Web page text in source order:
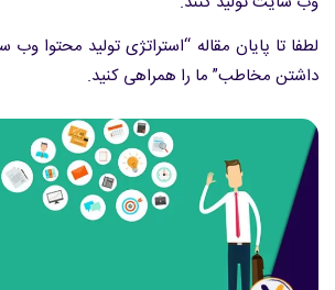
لطفا تا پایان مقاله “استراتژی تولید محتوا
داشتن مخاطب” ما را همراهی کنید.